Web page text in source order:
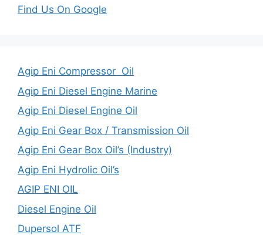
Find Us On Google
Agip Eni Compressor Oil
Agip Eni Diesel Engine Marine
Agip Eni Diesel Engine Oil
Agip Eni Gear Box / Transmission Oil
Agip Eni Gear Box Oil’s (Industry)
Agip Eni Hydrolic Oil’s
AGIP ENI OIL
Diesel Engine Oil
Dupersol ATF